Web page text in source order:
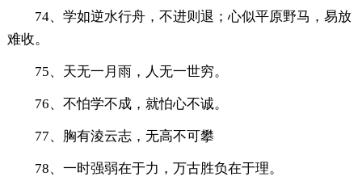
74、学如逆水行舟，不进则退；心似平原野马，易放
难收。
75、天无一月雨，人无一世穷。
76、不怕学不成，就怕心不诚。
77、胸有淩云志，无高不可攀
78、一时强弱在于力，万古胜负在于理。